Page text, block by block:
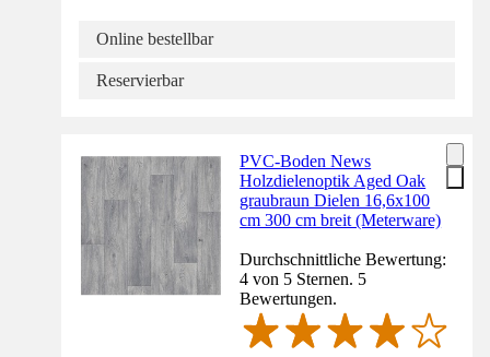
Online bestellbar
Reservierbar
PVC-Boden News
Holzdielenoptik Aged Oak
graubraun Dielen 16,6x100
cm 300 cm breit (Meterware)
Durchschnittliche Bewertung:
4 von 5 Sternen. 5
Bewertungen.